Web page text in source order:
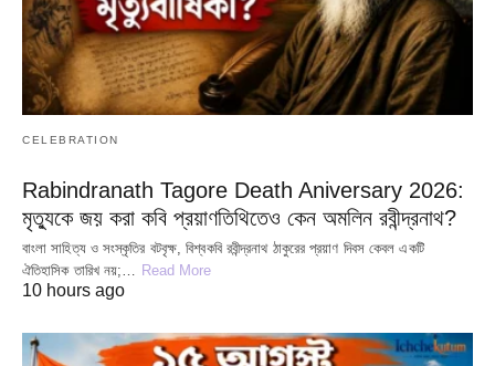
CELEBRATION
Rabindranath Tagore Death Aniversary 2026:
মৃত্যুকে জয় করা কবি প্রয়াণতিথিতেও কেন অমলিন রবীন্দ্রনাথ?
বাংলা সাহিত্য ও সংস্কৃতির বটবৃক্ষ, বিশ্বকবি রবীন্দ্রনাথ ঠাকুরের প্রয়াণ দিবস কেবল একটি
ঐতিহাসিক তারিখ নয়;… Read More
10 hours ago